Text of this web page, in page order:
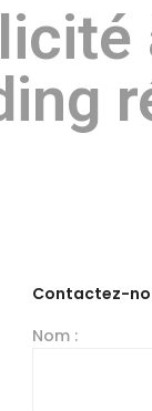
Contactez-
Nom :